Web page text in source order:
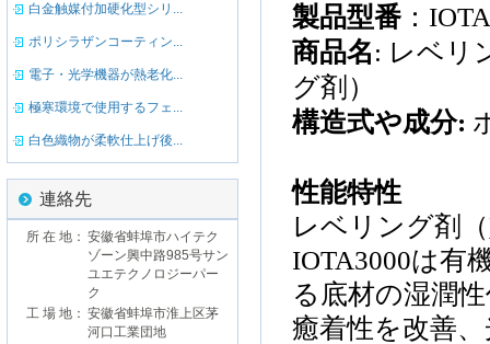
白金触媒付加硬化型シリ...
ポリシラザンコーティン...
電子・光学機器が熱老化...
極寒環境で使用するフェ...
白色織物が柔軟仕上げ後...
連絡先
所 在 地： 安徽省蚌埠市ハイテク
ゾーン興中路985号サン
ユエテクノロジーパー
ク
工 場 地： 安徽省蚌埠市淮上区茅
河口工業団地
製品型番 ：
商品名: レベリ
グ剤 ）
構造式や成分:
性能特性
レベリング剤
（
IOTA3000は有
る底材の湿潤
癒着性を改善、